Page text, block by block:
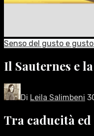
Senso del gusto e
Il Sauternes e
Di Leila Salimbeni
Tra caducità